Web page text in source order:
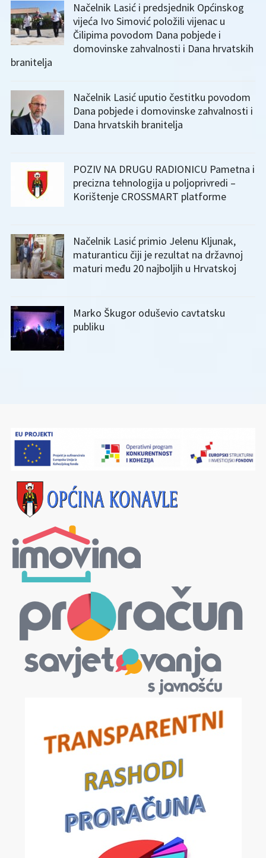
Načelnik Lasić i predsjednik Općinskog
vijeća Ivo Simović položili vijenac u
Čilipima povodom Dana pobjede i
domovinske zahvalnosti i Dana hrvatskih
branitelja
Načelnik Lasić uputio čestitku povodom
Dana pobjede i domovinske zahvalnosti i
Dana hrvatskih branitelja
POZIV NA DRUGU RADIONICU Pametna i
precizna tehnologija u poljoprivredi –
Korištenje CROSSMART platforme
Načelnik Lasić primio Jelenu Kljunak,
maturanticu čiji je rezultat na državnoj
maturi među 20 najboljih u Hrvatskoj
Marko Škugor oduševio cavtatsku
publiku